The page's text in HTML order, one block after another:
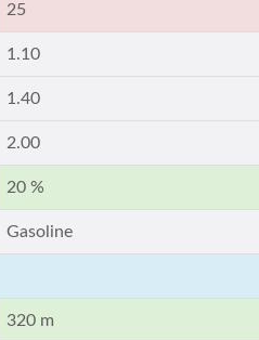
25
1.10
1.40
2.00
20 %
Gasoline
320 m